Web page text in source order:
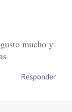
mucho y
Responder